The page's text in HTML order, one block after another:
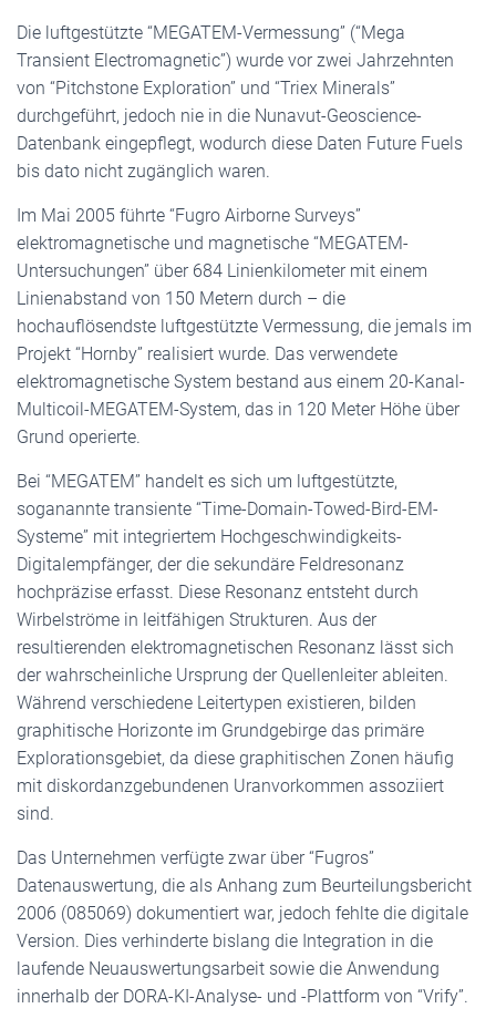
Die luftgestützte “MEGATEM-Vermessung” (“Mega
Transient Electromagnetic”) wurde vor zwei Jahrzehnten
von “Pitchstone Exploration” und “Triex Minerals”
durchgeführt, jedoch nie in die Nunavut-Geoscience-
Datenbank eingepflegt, wodurch diese Daten Future Fuels
bis dato nicht zugänglich waren.
Im Mai 2005 führte “Fugro Airborne Surveys”
elektromagnetische und magnetische “MEGATEM-
Untersuchungen” über 684 Linienkilometer mit einem
Linienabstand von 150 Metern durch – die
hochauflösendste luftgestützte Vermessung, die jemals im
Projekt “Hornby” realisiert wurde. Das verwendete
elektromagnetische System bestand aus einem 20-Kanal-
Multicoil-MEGATEM-System, das in 120 Meter Höhe über
Grund operierte.
Bei “MEGATEM” handelt es sich um luftgestützte,
soganannte transiente “Time-Domain-Towed-Bird-EM-
Systeme” mit integriertem Hochgeschwindigkeits-
Digitalempfänger, der die sekundäre Feldresonanz
hochpräzise erfasst. Diese Resonanz entsteht durch
Wirbelströme in leitfähigen Strukturen. Aus der
resultierenden elektromagnetischen Resonanz lässt sich
der wahrscheinliche Ursprung der Quellenleiter ableiten.
Während verschiedene Leitertypen existieren, bilden
graphitische Horizonte im Grundgebirge das primäre
Explorationsgebiet, da diese graphitischen Zonen häufig
mit diskordanzgebundenen Uranvorkommen assoziiert
sind.
Das Unternehmen verfügte zwar über “Fugros”
Datenauswertung, die als Anhang zum Beurteilungsbericht
2006 (085069) dokumentiert war, jedoch fehlte die digitale
Version. Dies verhinderte bislang die Integration in die
laufende Neuauswertungsarbeit sowie die Anwendung
innerhalb der DORA-KI-Analyse- und -Plattform von “Vrify”.